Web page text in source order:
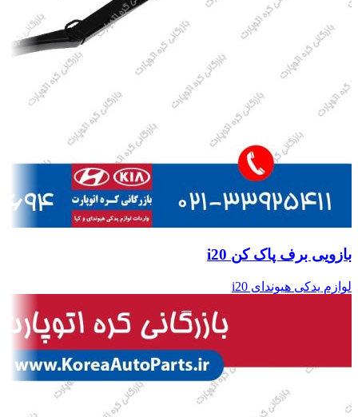
بازویی برف پاک کن i20
لوازم یدکی هیوندای i20